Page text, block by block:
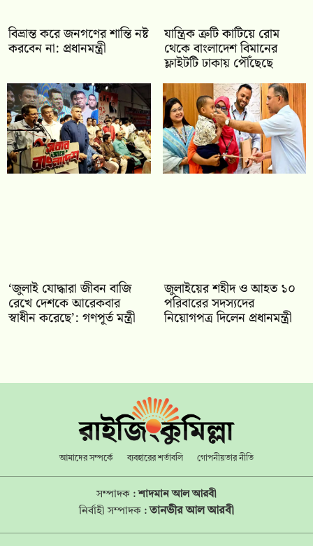
বিভ্রান্ত করে জনগণের শান্তি নষ্ট
করবেন না: প্রধানমন্ত্রী
যান্ত্রিক ত্রুটি কাটিয়ে রোম
থেকে বাংলাদেশ বিমানের
ফ্লাইটটি ঢাকায় পৌঁছেছে
‘জুলাই যোদ্ধারা জীবন বাজি
রেখে দেশকে আরেকবার
স্বাধীন করেছে’: গণপূর্ত মন্ত্রী
জুলাইয়ের শহীদ ও আহত ১০
পরিবারের সদস্যদের
নিয়োগপত্র দিলেন প্রধানমন্ত্রী
আমাদের সম্পর্কে ব্যবহারের শর্তাবলি গোপনীয়তার নীতি
সম্পাদক :শাদমান আল আরবী
নির্বাহী সম্পাদক : তানভীর আল আরবী